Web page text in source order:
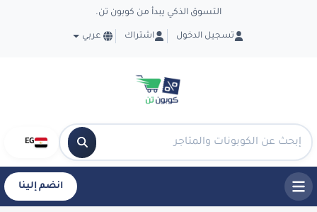
التسوق الذكي يبدأ من كوبون تن.
تسجيل الدخول اشتراك عربي
EG
انضم إلينا